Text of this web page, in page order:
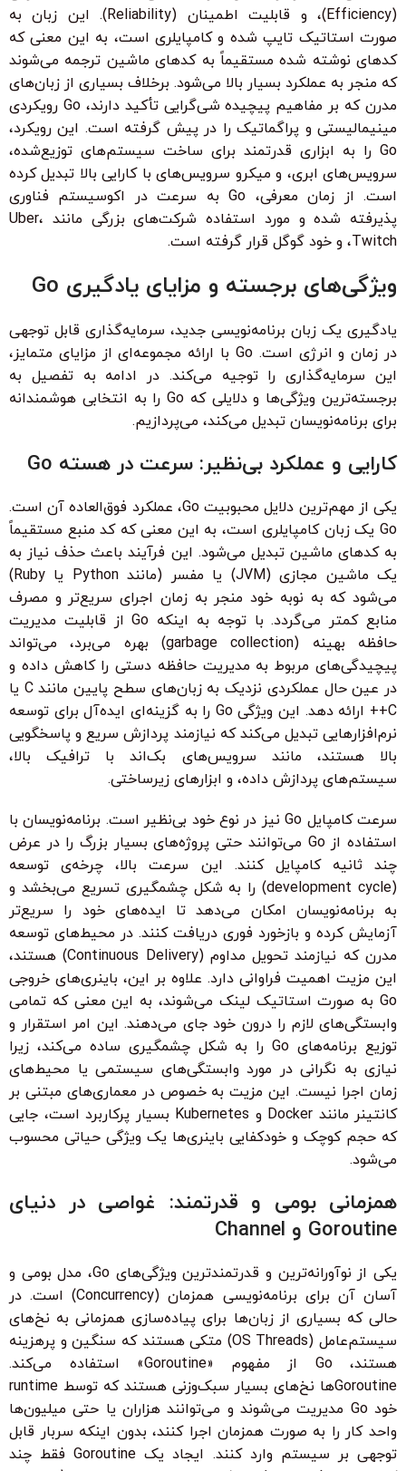
(Efficiency)، و قابلیت اطمینان (Reliability). این زبان به
صورت استاتیک تایپ شده و کامپایلری است، به این معنی که
کدهای نوشته شده مستقیماً به کدهای ماشین ترجمه می‌شوند
که منجر به عملکرد بسیار بالا می‌شود. برخلاف بسیاری از زبان‌های
مدرن که بر مفاهیم پیچیده شی‌گرایی تأکید دارند، Go رویکردی
مینیمالیستی و پراگماتیک را در پیش گرفته است. این رویکرد،
Go را به ابزاری قدرتمند برای ساخت سیستم‌های توزیع‌شده،
سرویس‌های ابری، و میکرو سرویس‌های با کارایی بالا تبدیل کرده
است. از زمان معرفی، Go به سرعت در اکوسیستم فناوری
پذیرفته شده و مورد استفاده شرکت‌های بزرگی مانند Uber،
Twitch، و خود گوگل قرار گرفته است.
ویژگی‌های برجسته و مزایای یادگیری Go
یادگیری یک زبان برنامه‌نویسی جدید، سرمایه‌گذاری قابل توجهی
در زمان و انرژی است. Go با ارائه مجموعه‌ای از مزایای متمایز،
این سرمایه‌گذاری را توجیه می‌کند. در ادامه به تفصیل به
برجسته‌ترین ویژگی‌ها و دلایلی که Go را به انتخابی هوشمندانه
برای برنامه‌نویسان تبدیل می‌کند، می‌پردازیم.
کارایی و عملکرد بی‌نظیر: سرعت در هسته Go
یکی از مهم‌ترین دلایل محبوبیت Go، عملکرد فوق‌العاده آن است.
Go یک زبان کامپایلری است، به این معنی که کد منبع مستقیماً
به کدهای ماشین تبدیل می‌شود. این فرآیند باعث حذف نیاز به
یک ماشین مجازی (JVM) یا مفسر (مانند Python یا Ruby)
می‌شود که به نوبه خود منجر به زمان اجرای سریع‌تر و مصرف
منابع کمتر می‌گردد. با توجه به اینکه Go از قابلیت مدیریت
حافظه بهینه (garbage collection) بهره می‌برد، می‌تواند
پیچیدگی‌های مربوط به مدیریت حافظه دستی را کاهش داده و
در عین حال عملکردی نزدیک به زبان‌های سطح پایین مانند C یا
C++ ارائه دهد. این ویژگی Go را به گزینه‌ای ایده‌آل برای توسعه
نرم‌افزارهایی تبدیل می‌کند که نیازمند پردازش سریع و پاسخگویی
بالا هستند، مانند سرویس‌های بک‌اند با ترافیک بالا،
سیستم‌های پردازش داده، و ابزارهای زیرساختی.
سرعت کامپایل Go نیز در نوع خود بی‌نظیر است. برنامه‌نویسان با
استفاده از Go می‌توانند حتی پروژه‌های بسیار بزرگ را در عرض
چند ثانیه کامپایل کنند. این سرعت بالا، چرخه‌ی توسعه
(development cycle) را به شکل چشمگیری تسریع می‌بخشد و
به برنامه‌نویسان امکان می‌دهد تا ایده‌های خود را سریع‌تر
آزمایش کرده و بازخورد فوری دریافت کنند. در محیط‌های توسعه
مدرن که نیازمند تحویل مداوم (Continuous Delivery) هستند،
این مزیت اهمیت فراوانی دارد. علاوه بر این، باینری‌های خروجی
Go به صورت استاتیک لینک می‌شوند، به این معنی که تمامی
وابستگی‌های لازم را درون خود جای می‌دهند. این امر استقرار و
توزیع برنامه‌های Go را به شکل چشمگیری ساده می‌کند، زیرا
نیازی به نگرانی در مورد وابستگی‌های سیستمی یا محیط‌های
زمان اجرا نیست. این مزیت به خصوص در معماری‌های مبتنی بر
کانتینر مانند Docker و Kubernetes بسیار پرکاربرد است، جایی
که حجم کوچک و خودکفایی باینری‌ها یک ویژگی حیاتی محسوب
می‌شود.
همزمانی بومی و قدرتمند: غواصی در دنیای
Goroutine و Channel
یکی از نوآورانه‌ترین و قدرتمندترین ویژگی‌های Go، مدل بومی و
آسان آن برای برنامه‌نویسی همزمان (Concurrency) است. در
حالی که بسیاری از زبان‌ها برای پیاده‌سازی همزمانی به نخ‌های
سیستم‌عامل (OS Threads) متکی هستند که سنگین و پرهزینه
هستند، Go از مفهوم «Goroutine» استفاده می‌کند.
Goroutineها نخ‌های بسیار سبک‌وزنی هستند که توسط runtime
خود Go مدیریت می‌شوند و می‌توانند هزاران یا حتی میلیون‌ها
واحد کار را به صورت همزمان اجرا کنند، بدون اینکه سربار قابل
توجهی بر سیستم وارد کنند. ایجاد یک Goroutine فقط چند